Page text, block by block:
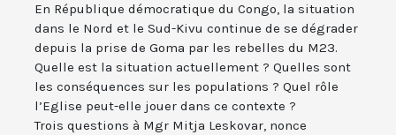
En République démocratique du Congo, la situation
dans le Nord et le Sud-Kivu continue de se dégrader
depuis la prise de Goma par les rebelles du M23.
Quelle est la situation actuellement ? Quelles sont
les conséquences sur les populations ? Quel rôle
l’Eglise peut-elle jouer dans ce contexte ?
Trois questions à Mgr Mitja Leskovar, nonce